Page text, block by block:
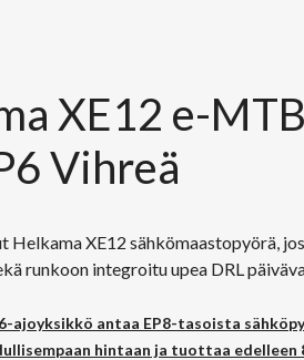
XE12 e-
Vihreä
Helkama XE12 sähkömaastopyörä,
runkoon integroitu upea DRL
ajoyksikkö antaa EP8-tasoista
hintaan ja tuottaa edelleen